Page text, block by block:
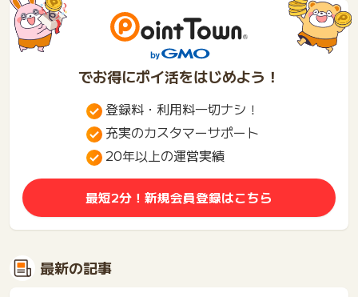
でお得にポイ活をはじめよう！
登録料・利用料一切ナシ！
充実のカスタマーサポート
20年以上の運営実績
最短2分！新規会員登録はこちら
最新の記事